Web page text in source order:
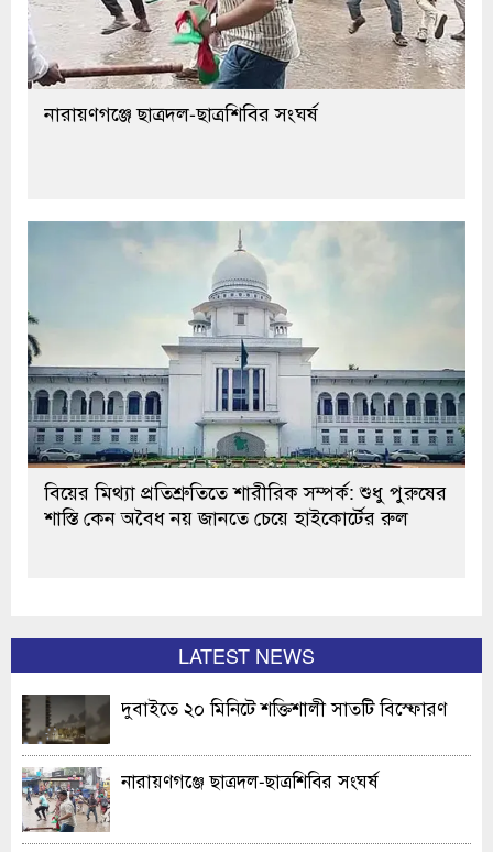
নারায়ণগঞ্জে ছাত্রদল-ছাত্রশিবির সংঘর্ষ
বিয়ের মিথ্যা প্রতিশ্রুতিতে শারীরিক সম্পর্ক: শুধু পুরুষের
শাস্তি কেন অবৈধ নয় জানতে চেয়ে হাইকোর্টের রুল
LATEST NEWS
দুবাইতে ২০ মিনিটে শক্তিশালী সাতটি বিস্ফোরণ
নারায়ণগঞ্জে ছাত্রদল-ছাত্রশিবির সংঘর্ষ